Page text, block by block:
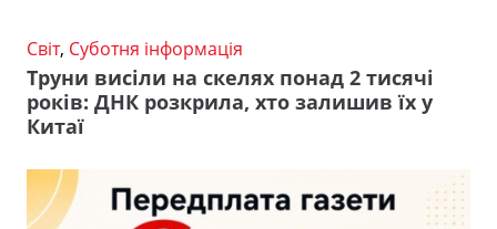
Світ, Суботня інформація
Труни висіли на скелях понад 2 тисячі
років: ДНК розкрила, хто залишив їх у
Китаї